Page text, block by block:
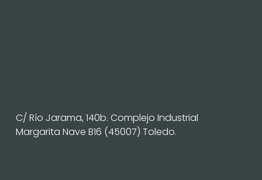
C/ Río Jarama, 140b. Complejo Industrial
Margarita Nave B16 (45007) Toledo.